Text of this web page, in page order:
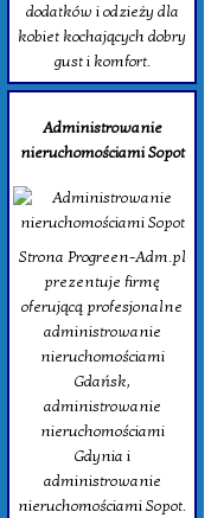
dodatków i odzieży dla
kobiet kochających dobry
gust i komfort.
Administrowanie
nieruchomościami Sopot
Strona Progreen-Adm.pl
prezentuje firmę
oferującą profesjonalne
administrowanie
nieruchomościami
Gdańsk,
administrowanie
nieruchomościami
Gdynia i
administrowanie
nieruchomościami Sopot.